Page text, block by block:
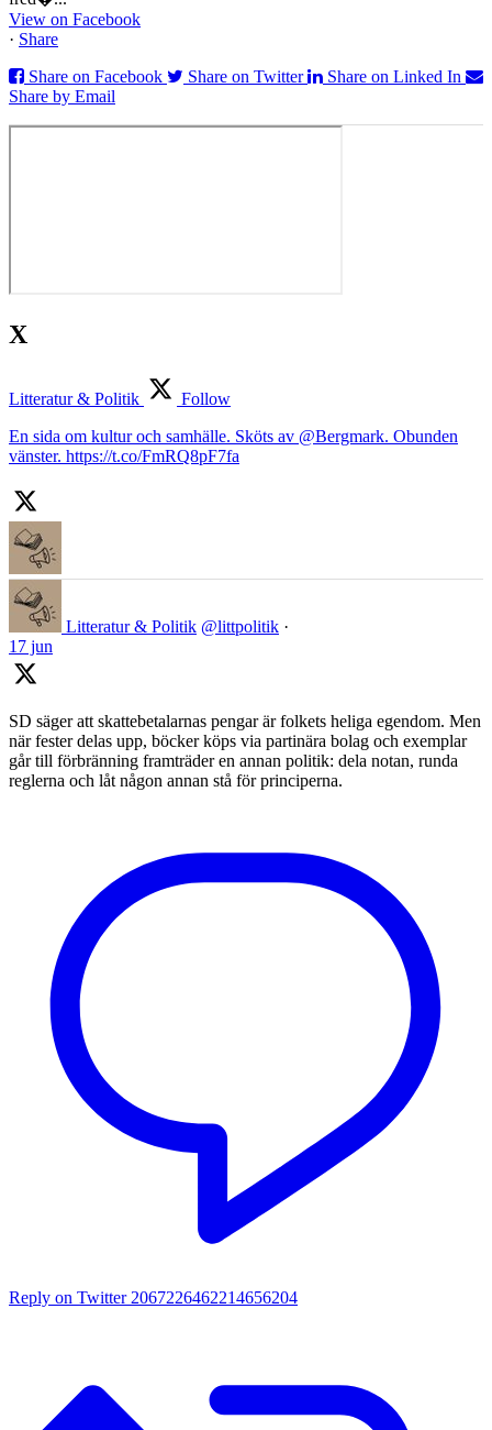
View on Facebook
· Share
Share on Facebook
Share on Twitter
Share on Linked In
Share by Email
X
Litteratur & Politik
Follow
En sida om kultur och samhälle. Sköts av @Bergmark. Obunden
vänster. https://t.co/FmRQ8pF7fa
Litteratur & Politik @littpolitik ·
17 jun
SD säger att skattebetalarnas pengar är folkets heliga egendom. Men
när fester delas upp, böcker köps via partinära bolag och exemplar
går till förbränning framträder en annan politik: dela notan, runda
reglerna och låt någon annan stå för principerna.
Reply on Twitter 2067226462214656204